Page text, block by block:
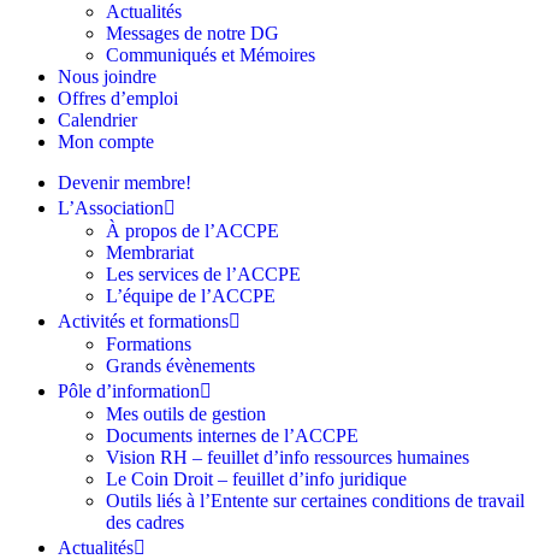
Actualités
Messages de notre DG
Communiqués et Mémoires
Nous joindre
Offres d’emploi
Calendrier
Mon compte
Devenir membre!
L’Association
À propos de l’ACCPE
Membrariat
Les services de l’ACCPE
L’équipe de l’ACCPE
Activités et formations
Formations
Grands évènements
Pôle d’information
Mes outils de gestion
Documents internes de l’ACCPE
Vision RH – feuillet d’info ressources humaines
Le Coin Droit – feuillet d’info juridique
Outils liés à l’Entente sur certaines conditions de travail
des cadres
Actualités